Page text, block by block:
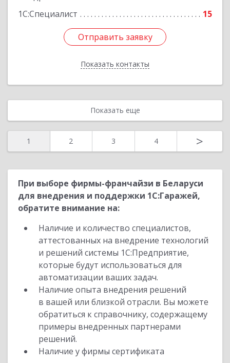
1С:Специалист
15
Отправить заявку
Показать контакты
Отправить заявку
Назад
Показать еще
1 2 3 4 >
При выборе фирмы-франчайзи в Беларуси
для внедрения и поддержки 1С:Гаражей,
обратите внимание на:
Наличие и количество специалистов,
аттестованных на внедрение технологий
и решений системы 1С:Предприятие,
которые будут использоваться для
автоматизации ваших задач.
Наличие опыта внедрения решений
в вашей или близкой отрасли. Вы можете
обратиться к справочнику, содержащему
примеры внедренных партнерами
решений.
Наличие у фирмы сертификата